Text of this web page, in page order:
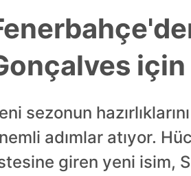
sezonun
adımlar atıyor.
giren yeni isim,